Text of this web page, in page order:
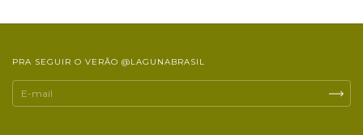
PRA SEGUIR O VERÃO @LAGUNABRASIL